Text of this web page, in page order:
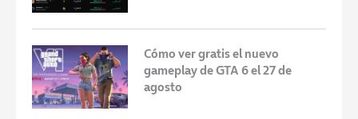
Cómo ver gratis el nuevo
gameplay de GTA 6 el 27 de
agosto